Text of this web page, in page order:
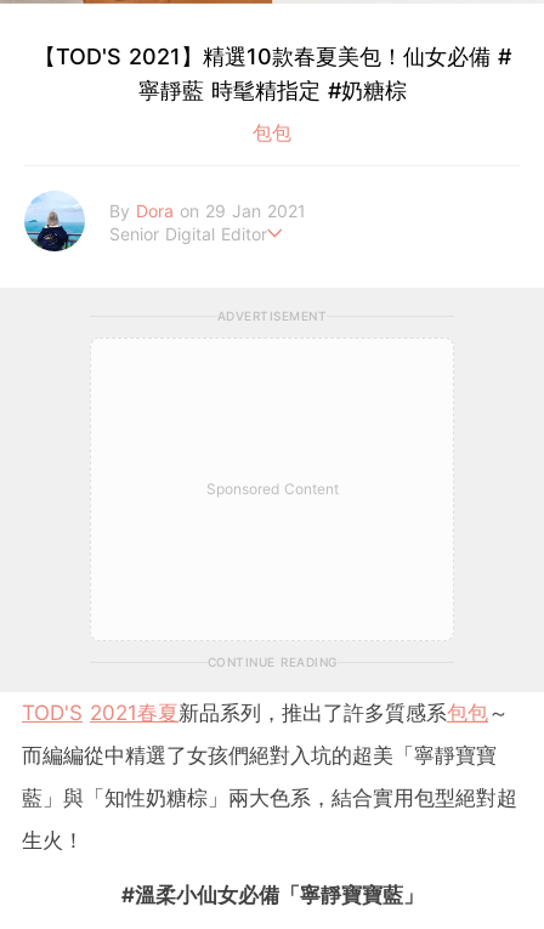
【TOD'S 2021】精選10款春夏美包！仙女必備 #
寧靜藍 時髦精指定 #奶糖棕
包包
By Dora on 29 Jan 2021
Senior Digital Editor
ADVERTISEMENT
Sponsored Content
CONTINUE READING
TOD'S 2021春夏新品系列，推出了許多質感系包包～
而編編從中精選了女孩們絕對入坑的超美「寧靜寶寶
藍」與「知性奶糖棕」兩大色系，結合實用包型絕對超
生火！
#溫柔小仙女必備「寧靜寶寶藍」